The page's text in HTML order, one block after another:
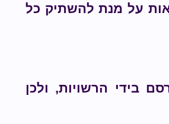
על מנת להשתיק כל
בידי הרשויות, ולכן